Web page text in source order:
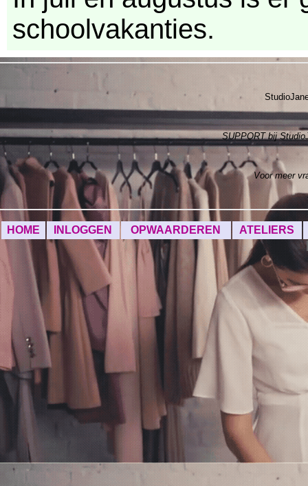
schoolvakanties.
SUPPORT bij
Voor meer
HOME INLOGGEN OPWAARDEREN ATELIERS